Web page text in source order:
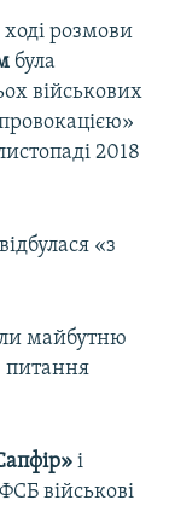
розмови
була
військових
2018
«з
майбутню
питання
і
військові